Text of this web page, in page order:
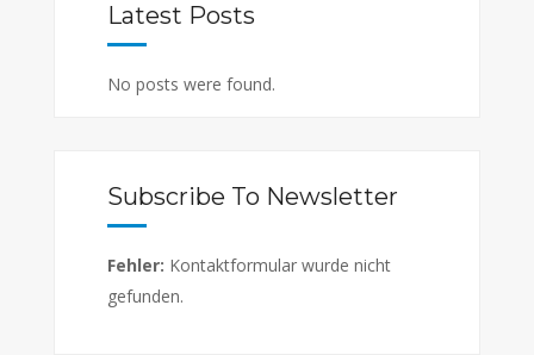
Latest Posts
No posts were found.
Subscribe To Newsletter
Fehler: Kontaktformular wurde nicht
gefunden.